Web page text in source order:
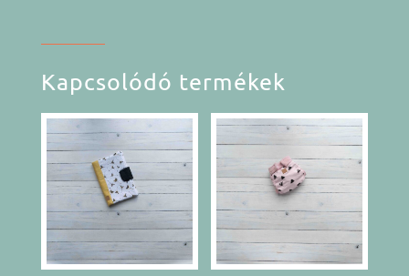
Kapcsolódó termékek